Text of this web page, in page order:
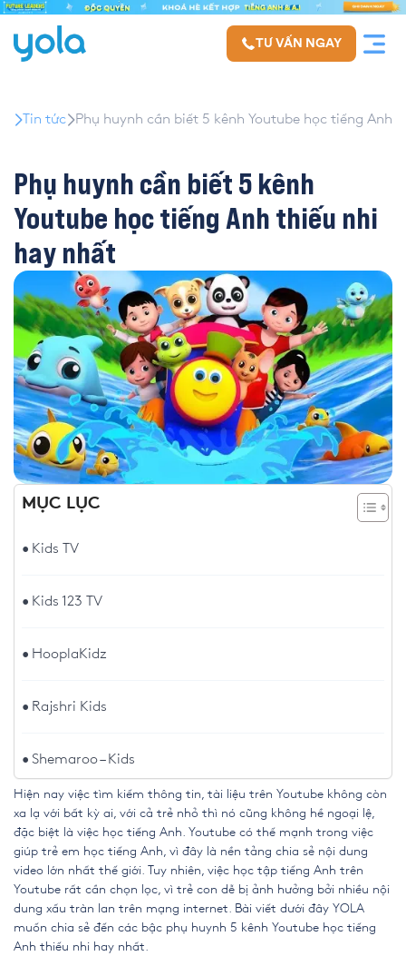
TƯ VẤN NGAY
Tin tức Phụ huynh cần biết 5 kênh Youtube học tiếng Anh
Phụ huynh cần biết 5 kênh
Youtube học tiếng Anh thiếu nhi
hay nhất
MỤC LỤC
Kids TV
Kids 123 TV
HooplaKidz
Rajshri Kids
Shemaroo – Kids
Hiện nay việc tìm kiếm thông tin, tài liệu trên Youtube không còn
xa lạ với bất kỳ ai, với cả trẻ nhỏ thì nó cũng không hề ngoại lệ,
đặc biệt là việc học tiếng Anh. Youtube có thế mạnh trong việc
giúp trẻ em học tiếng Anh, vì đây là nền tảng chia sẻ nội dung
video lớn nhất thế giới. Tuy nhiên, việc học tập tiếng Anh trên
Youtube rất cần chọn lọc, vì trẻ con dễ bị ảnh hưởng bởi nhiều nội
dung xấu tràn lan trên mạng internet. Bài viết dưới đây YOLA
muốn chia sẻ đến các bậc phụ huynh 5 kênh Youtube học tiếng
Anh thiếu nhi hay nhất.